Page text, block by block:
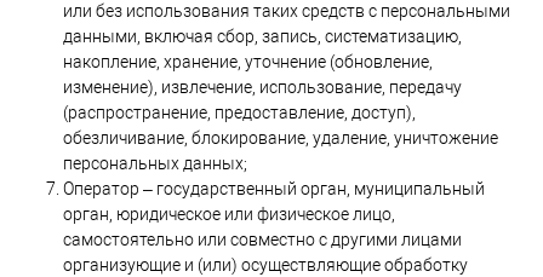
или без использования таких средств с персональными
данными, включая сбор, запись, систематизацию,
накопление, хранение, уточнение (обновление,
изменение), извлечение, использование, передачу
(распространение, предоставление, доступ),
обезличивание, блокирование, удаление, уничтожение
персональных данных;
Оператор – государственный орган, муниципальный
орган, юридическое или физическое лицо,
самостоятельно или совместно с другими лицами
организующие и (или) осуществляющие обработку